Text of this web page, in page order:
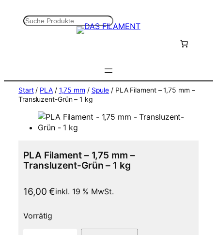
S
Start/ PLA/ 1,75 mm / Spule / PLA Filament – 1,75 mm –
Transluzent-Grün – 1 kg
PLA Filament – 1,75 mm –
Transluzent-Grün – 1 kg
16,00€inkl. 19 % MwSt.
Vorrätig